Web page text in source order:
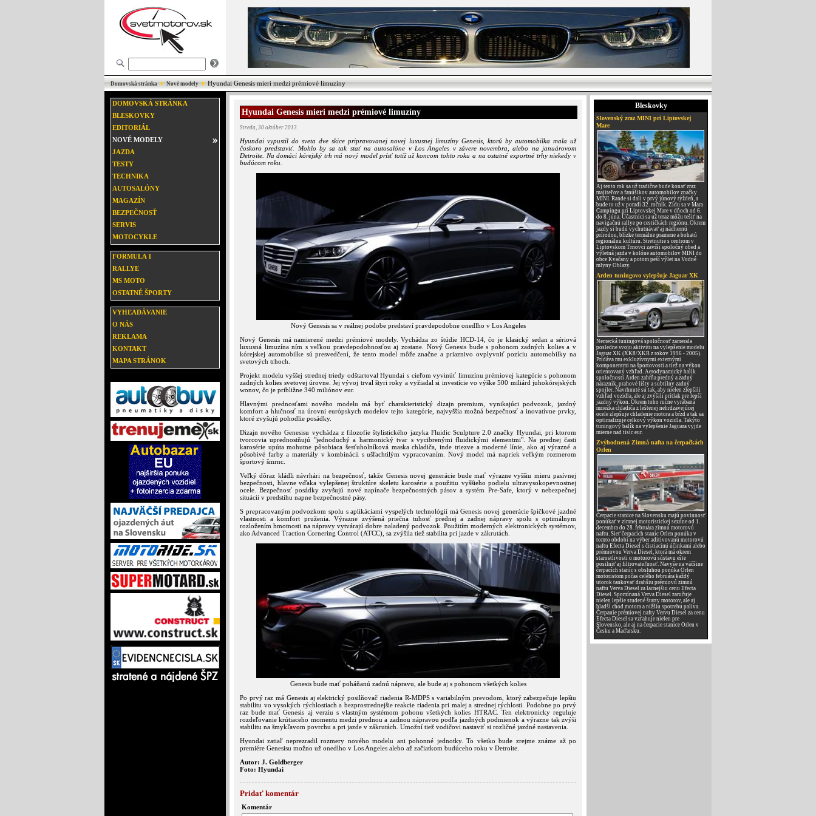
Domovská stránka Nové modely Hyundai Genesis mieri medzi prémiové limuzíny
DOMOVSKÁ STRÁNKA
BLESKOVKY
EDITORIÁL
NOVÉ MODELY
JAZDA
TESTY
TECHNIKA
AUTOSALÓNY
MAGAZÍN
BEZPEČNOSŤ
SERVIS
MOTOCYKLE
FORMULA 1
RALLYE
MS MOTO
OSTATNÉ ŠPORTY
VYHĽADÁVANIE
O NÁS
REKLAMA
KONTAKT
MAPA STRÁNOK
Hyundai Genesis mieri medzi prémiové limuzíny
Streda, 30 október 2013
Hyundai vypustil do sveta dve skice pripravovanej novej luxusnej limuzíny Genesis, ktorú by automobilka mala už
čoskoro predstaviť. Mohlo by sa tak stať na autosalóne v Los Angeles v závere novembra, alebo na januárovom
Detroite. Na domáci kórejský trh má nový model prísť totiž už koncom tohto roku a na ostatné exportné trhy niekedy v
budúcom roku.
Nový Genesis sa v reálnej podobe predstaví pravdepodobne onedlho v Los Angeles
Nový Genesis má namierené medzi prémiové modely. Vychádza zo štúdie HCD-14, čo je klasický sedan a sériová
luxusná limuzína ním s veľkou pravdepodobnosťou aj zostane. Nový Genesis bude s pohonom zadných kolies a v
kórejskej automobilke sú presvedčení, že tento model môže značne a priaznivo ovplyvniť pozíciu automobilky na
svetových trhoch.
Projekt modelu vyššej strednej triedy odštartoval Hyundai s cieľom vyvinúť limuzínu prémiovej kategórie s pohonom
zadných kolies svetovej úrovne. Jej vývoj trval štyri roky a vyžiadal si investície vo výške 500 miliárd juhokórejských
wonov, čo je približne 340 miliónov eur.
Hlavnými prednosťami nového modelu má byť charakteristický dizajn premium, vynikajúci podvozok, jazdný
komfort a hlučnosť na úrovni európskych modelov tejto kategórie, najvyššia možná bezpečnosť a inovatívne prvky,
ktoré zvyšujú pohodlie posádky.
Dizajn nového Genesisu vychádza z filozofie štylistického jazyka Fluidic Sculpture 2.0 značky Hyundai, pri ktorom
tvorcovia uprednostňujú "jednoduchý a harmonický tvar s vycibrenými fluidickými elementmi". Na prednej časti
karosérie upúta mohutne pôsobiaca šesťuholníková maska chladiča, inde triezve a moderné línie, ako aj výrazné a
pôsobivé farby a materiály v kombinácii s ušľachtilým vypracovaním. Nový model má napriek veľkým rozmerom
športový šmrnc.
Veľký dôraz kládli návrhári na bezpečnosť, takže Genesis novej generácie bude mať výrazne vyššiu mieru pasívnej
bezpečnosti, hlavne vďaka vylepšenej štruktúre skeletu karosérie a použitiu vyššieho podielu ultravysokopevnostnej
ocele. Bezpečnosť posádky zvyšujú nové napínače bezpečnostných pásov a systém Pre-Safe, ktorý v nebezpečnej
situácii v predstihu napne bezpečnostné pásy.
S prepracovaným podvozkom spolu s aplikáciami vyspelých technológií má Genesis novej generácie špičkové jazdné
vlastnosti a komfort pruženia. Výrazne zvýšená priečna tuhosť prednej a zadnej nápravy spolu s optimálnym
rozložením hmotnosti na nápravy vytvárajú dobre naladený podvozok. Použitím moderných elektronických systémov,
ako Advanced Traction Cornering Control (ATCC), sa zvýšila tiež stabilita pri jazde v zákrutách.
Genesis bude mať poháňanú zadnú nápravu, ale bude aj s pohonom všetkých kolies
Po prvý raz má Genesis aj elektrický posilňovač riadenia R-MDPS s variabilným prevodom, ktorý zabezpečuje lepšiu
stabilitu vo vysokých rýchlostiach a bezprostrednejšie reakcie riadenia pri malej a strednej rýchlosti. Podobne po prvý
raz bude mať Genesis aj verziu s vlastným systémom pohonu všetkých kolies HTRAC. Ten elektronicky reguluje
rozdeľovanie krútiaceho momentu medzi prednou a zadnou nápravou podľa jazdných podmienok a výrazne tak zvýši
stabilitu na šmykľavom povrchu a pri jazde v zákrutách. Umožní tiež vodičovi nastaviť si rozličné jazdné nastavenia.
Hyundai zatiaľ neprezradil rozmery nového modelu ani pohonné jednotky. To všetko bude zrejme známe až po
premiére Genesisu možno už onedlho v Los Angeles alebo až začiatkom budúceho roku v Detroite.
Autor: J. Goldberger
Foto: Hyundai
Pridať komentár
Komentár
Bleskovky
Slovenský zraz MINI pri Liptovskej
Mare
Aj tento rok sa už tradične bude konať zraz
majiteľov a fanúšikov automobilov značky
MINI. Rande si dali v prvý júnový týždeň, a
bude to už v poradí 32. ročník. Zídu sa v Mara
Campingu pri Liptovskej Mare v dňoch od 6.
do 8. júna. Účastníci sa už teraz môžu tešiť na
navigačnú rallye po cestičkách regiónu. Okrem
jazdy si budú vychutnávať aj nádhernú
prírodou, blízke termálne pramene a bohatú
regionálnu kultúru. Stretnutie s centrom v
Liptovskom Trnovci zavŕši spoločný obed a
výletná jazda v kolóne automobilov MINI do
obce Kvačany a potom peší výlet na Vodné
mlyny Oblazy.
Arden tuningovo vylepšuje Jaguar XK
Nemecká tuningová spoločnosť zamerala
posledne svoju aktivitu na vylepšenie modelu
Jaguar XK (XK8/XKR z rokov 1996 - 2005).
Pridáva mu exkluzívnymi externými
komponentmi na športovosti a tiež na výkon
orientovaný vzhľad. Aerodynamický balík
spoločnosti Arden zahŕňa predný a zadný
nárazník, prahové lišty a subtílny zadný
spojler. Navrhnuté sú tak, aby nielen zlepšili
vzhľad vozidla, ale aj zvýšili prítlak pre lepší
jazdný výkon. Okrem toho ručne vyrábaná
mriežka chladiča z leštenej nehrdzavejúcej
ocele zlepšuje chladenie motora a bŕzd a tak sa
optimalizuje celkový výkon vozidla. Takýto
tuningový balík na vylepšenie Jaguara vyjde
mierne nad tisíc eur.
Zvýhodnená Zimná nafta na čerpačkách
Orlen
Čerpacie stanice na Slovensku majú povinnosť
ponúkať v zimnej motoristickej sezóne od 1.
decembra do 28. februára zimnú motorovú
naftu. Sieť čerpacích staníc Orlen ponúka v
tomto období na výber aditivovanú motorovú
naftu Efecta Diesel s čistiacimi účinkami alebo
prémiovou Verva Diesel, ktorá má okrem
starostlivosti o motorovú sústavu ešte
posilniť aj filtrovateľnosť. Navyše na väčšine
čerpacích staníc s obsluhou ponúka Orlen
motoristom počas celého februára každý
utorok tankovať drahšiu prémiovú zimnú
naftu Verva Diesel za lacnejšiu cenu Efecta
Diesel. Spomínaná Verva Diesel zaručuje
nielen lepšie studené štarty motorov, ale aj
hladší chod motora a nižšiu spotrebu paliva.
Čerpanie prémiovej nafty Vervu Diesel za cenu
Efecta Diesel sa vzťahuje nielen pre
Slovensko, ale aj na čerpacie stanice Orlen v
Česku a Maďarsku.